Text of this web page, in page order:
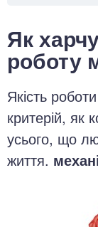
Як
роботу
Якість
критерій, як
усього, що
життя.